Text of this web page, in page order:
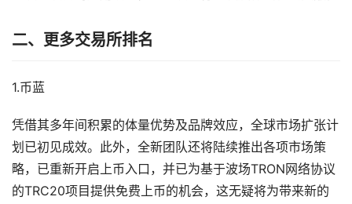
二、更多交易所排名
1.币蓝
凭借其多年间积累的体量优势及品牌效应，全球市场扩张计
划已初见成效。此外，全新团队还将陆续推出各项市场策
略，已重新开启上币入口，并已为基于波场TRON网络协议
的TRC20项目提供免费上币的机会，这无疑将为带来新的